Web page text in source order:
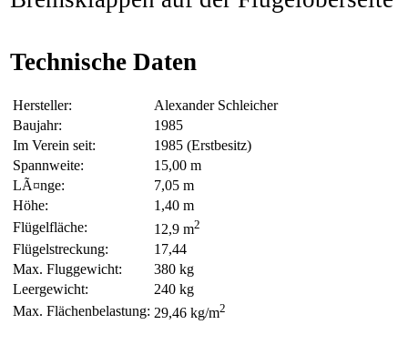
Technische Daten
Hersteller:
Alexander Schleicher
Baujahr:
1985
Im Verein seit:
1985 (Erstbesitz)
Spannweite:
15,00 m
LÃ¤nge:
7,05 m
Höhe:
1,40 m
Flügelfläche:
12,9 m2
Flügelstreckung:
17,44
Max. Fluggewicht:
380 kg
Leergewicht:
240 kg
Max. Flächenbelastung: 29,46 kg/m2